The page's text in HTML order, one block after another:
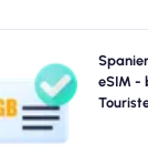
eSIM -
Reisen zu
Portugal? Wählen
die für
4G/5G -
eine manuelle